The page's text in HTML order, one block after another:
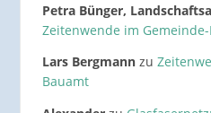
Petra Bünger,
Zeitenwende im
Lars Bergmannzu
Bauamt